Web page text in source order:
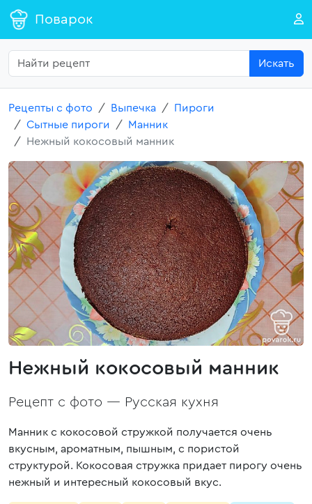
Поварок
Искать
Рецепты с фото Выпечка
Пироги
Сытные пироги
Манник
Нежный кокосовый манник
Нежный кокосовый манник
Рецепт с фото — Русская кухня
Манник с кокосовой стружкой получается очень
вкусным, ароматным, пышным, с пористой
структурой. Кокосовая стружка придает пирогу очень
нежный и интересный кокосовый вкус.